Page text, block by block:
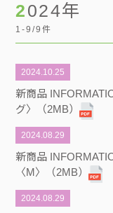
2024年
1-9/9件
2024.10.25
新商品
グ〉（2MB）
2024.08.29
新商品
〈M〉（2MB）
2024.08.29